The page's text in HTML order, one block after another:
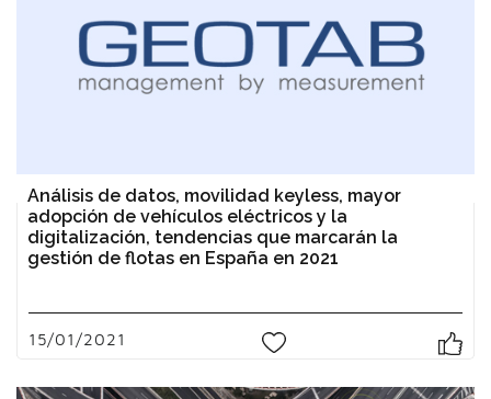
Análisis de datos, movilidad keyless, mayor
adopción de vehículos eléctricos y la
digitalización, tendencias que marcarán la
gestión de flotas en España en 2021
15/01/2021